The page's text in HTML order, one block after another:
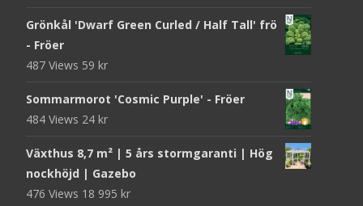
Grönkål 'Dwarf Green Curled / Half Tall' frö
- Fröer
487 Views 59 kr
Sommarmorot 'Cosmic Purple' - Fröer
484 Views 24 kr
Växthus 8,7 m² | 5 års stormgaranti | Hög
nockhöjd | Gazebo
476 Views 18 995 kr